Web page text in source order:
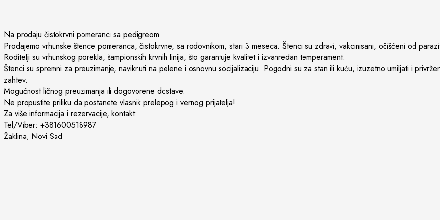
Na prodaju čistokrvni pomeranci sa pedigreom
Prodajemo vrhunske štence pomeranca, čistokrvne, sa rodovnikom, stari 3 meseca. Štenci su zdravi, vakcinisani, očišćeni od
Roditelji su vrhunskog porekla, šampionskih krvnih linija, što garantuje kvalitet i izvanredan temperament.
Štenci su spremni za preuzimanje, naviknuti na pelene i osnovnu socijalizaciju. Pogodni su za stan ili kuću, izuzetno umiljati i
zahtev.
Mogućnost ličnog preuzimanja ili dogovorene dostave.
Ne propustite priliku da postanete vlasnik prelepog i vernog prijatelja!
Za više informacija i rezervacije, kontakt:
Tel/Viber: +381600518987
Žaklina, Novi Sad